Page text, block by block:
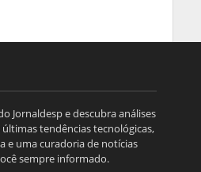
Jornaldesp e descubra análises
tendências tecnológicas,
e uma curadoria de notícias
sempre informado.